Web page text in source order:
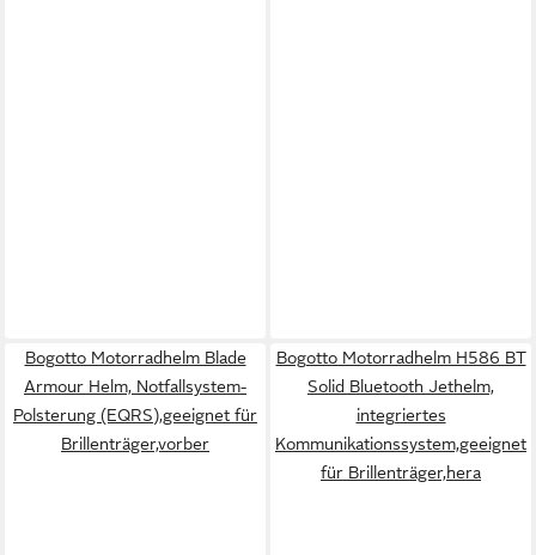
Bogotto Motorradhelm Blade
Armour Helm, Notfallsystem-
Polsterung (EQRS),geeignet für
Brillenträger,vorber
Bogotto Motorradhelm H586 BT
Solid Bluetooth Jethelm,
integriertes
Kommunikationssystem,geeignet
für Brillenträger,hera